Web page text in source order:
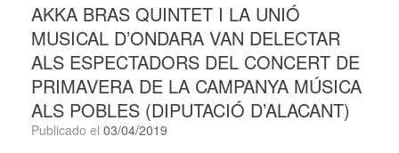
AKKA BRAS QUINTET I LA UNIÓ
MUSICAL D’ONDARA VAN DELECTAR
ALS ESPECTADORS DEL CONCERT DE
PRIMAVERA DE LA CAMPANYA MÚSICA
ALS POBLES (DIPUTACIÓ D’ALACANT)
Publicado el 03/04/2019